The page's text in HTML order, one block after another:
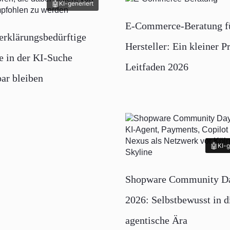
KI-generiert
in der KI-Suche
bleiben
E-Commerce-Beratung
Hersteller: Ein kleiner
Leitfaden 2026
KI-
KI-
Shopware Community
2026: Selbstbewusst in
agentische Ära